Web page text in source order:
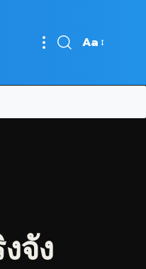
Font
Aa
จัง